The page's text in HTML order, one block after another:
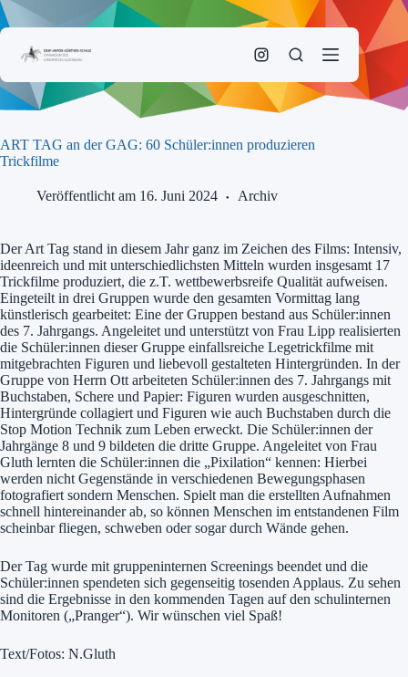
Zum
Inhalt
ART TAG an der GAG: 60 Schüler:innen produzieren
Trickfilme
Veröffentlicht am 16. Juni 2024 Archiv
Der Art Tag stand in diesem Jahr ganz im Zeichen des Films: Intensiv,
ideenreich und mit unterschiedlichsten Mitteln wurden insgesamt 17
Trickfilme produziert, die z.T. wettbewerbsreife Qualität aufweisen.
Eingeteilt in drei Gruppen wurde den gesamten Vormittag lang
künstlerisch gearbeitet: Eine der Gruppen bestand aus Schüler:innen
des 7. Jahrgangs. Angeleitet und unterstützt von Frau Lipp realisierten
die Schüler:innen dieser Gruppe einfallsreiche Legetrickfilme mit
mitgebrachten Figuren und liebevoll gestalteten Hintergründen. In der
Gruppe von Herrn Ott arbeiteten Schüler:innen des 7. Jahrgangs mit
Buchstaben, Schere und Papier: Figuren wurden ausgeschnitten,
Hintergründe collagiert und Figuren wie auch Buchstaben durch die
Stop Motion Technik zum Leben erweckt. Die Schüler:innen der
Jahrgänge 8 und 9 bildeten die dritte Gruppe. Angeleitet von Frau
Gluth lernten die Schüler:innen die „Pixilation“ kennen: Hierbei
werden nicht Gegenstände in verschiedenen Bewegungsphasen
fotografiert sondern Menschen. Spielt man die erstellten Aufnahmen
schnell hintereinander ab, so können Menschen im entstandenen Film
scheinbar fliegen, schweben oder sogar durch Wände gehen.
Der Tag wurde mit gruppeninternen Screenings beendet und die
Schüler:innen spendeten sich gegenseitig tosenden Applaus. Zu sehen
sind die Ergebnisse in den kommenden Tagen auf den schulinternen
Monitoren („Pranger“). Wir wünschen viel Spaß!
Text/Fotos: N.Gluth